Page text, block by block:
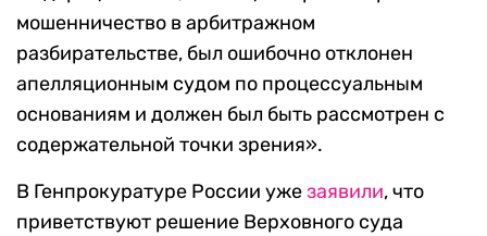
мошенничество в арбитражном
разбирательстве, был ошибочно отклонен
апелляционным судом по процессуальным
основаниям и должен был быть рассмотрен с
содержательной точки зрения».
В Генпрокуратуре России ужезаявили, что
приветствуют решение Верховного суда